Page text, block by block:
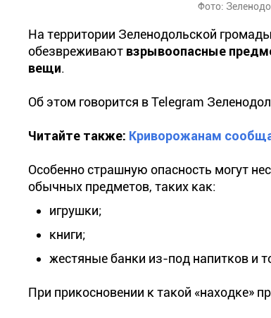
Фото:
На территории Зеленодольской
обезвреживают взрывоопасные
вещи.
Об этом говорится в Telegram
Читайте также: Криворожанам
Особенно страшную опасность могут
обычных предметов, таких как:
игрушки;
книги;
жестяные банки из-под напитков и
При прикосновении к такой «находке»